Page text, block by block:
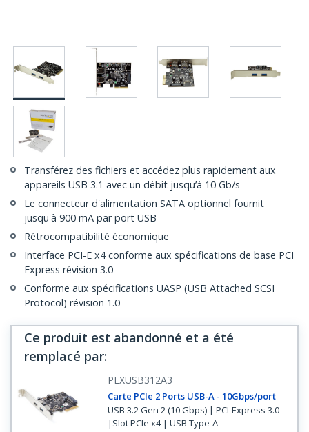
Transférez des fichiers et accédez plus rapidement aux
appareils USB 3.1 avec un débit jusqu’à 10 Gb/s
Le connecteur d'alimentation SATA optionnel fournit
jusqu'à 900 mA par port USB
Rétrocompatibilité économique
Interface PCI-E x4 conforme aux spécifications de base PCI
Express révision 3.0
Conforme aux spécifications UASP (USB Attached SCSI
Protocol) révision 1.0
Ce produit est abandonné et a été
remplacé par:
PEXUSB312A3
Carte PCIe 2 Ports USB-A - 10Gbps/port
USB 3.2 Gen 2 (10 Gbps) | PCI-Express 3.0
|Slot PCIe x4 | USB Type-A